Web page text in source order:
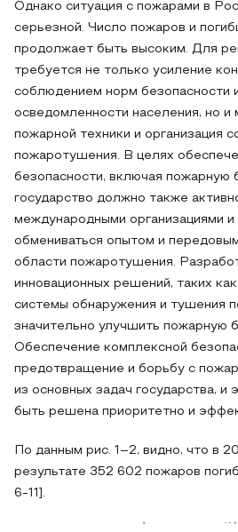
Однако ситуация с пожарами в
серьезной. Число пожаров и
продолжает быть высоким. Для
требуется не только усиление
соблюдением норм безопасности
осведомленности населения, но и
пожарной техники и организация
пожаротушения. В целях
безопасности, включая пожарную
государство должно также
международными организациями и
обмениваться опытом и
области пожаротушения.
инновационных решений, таких
системы обнаружения и тушения
значительно улучшить пожарную
Обеспечение комплексной
предотвращение и борьбу с
из основных задач государства, и
быть решена приоритетно и
По данным рис. 1–2, видно, что в
результате 352 602 пожаров
6-11].